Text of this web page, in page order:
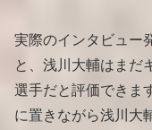
実際のインタビュー
と、浅川大輔はまだ
選手だと評価できま
に置きながら浅川大